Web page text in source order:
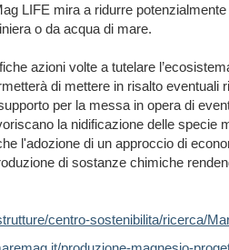
LIFE mira a ridurre
o da acqua di mare.
azioni volte a tutelare
di mettere in risalto
per la messa in opera di
la nidificazione delle specie
l'adozione di un approccio di
di sostanze chimiche
centro-sostenibilita/ricerca/